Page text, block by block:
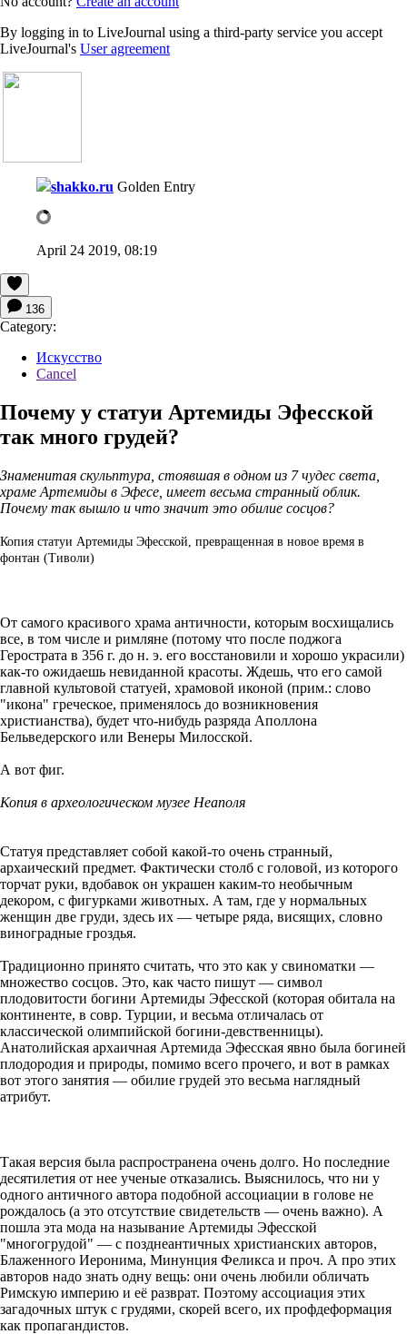
By logging in to LiveJournal using a third-party service you accept
LiveJournal's User agreement
shakko.ru Golden Entry
April 24 2019, 08:19
136
Category:
Искусство
Cancel
Почему у статуи Артемиды Эфесской
так много грудей?
Знаменитая скульптура, стоявшая в одном из 7 чудес света,
храме Артемиды в Эфесе, имеет весьма странный облик.
Почему так вышло и что значит это обилие сосцов?
Копия статуи Артемиды Эфесской, превращенная в новое время в
фонтан (Тиволи)
От самого красивого храма античности, которым восхищались
все, в том числе и римляне (потому что после поджога
Герострата в 356 г. до н. э. его восстановили и хорошо украсили)
как-то ожидаешь невиданной красоты. Ждешь, что его самой
главной культовой статуей, храмовой иконой (прим.: слово
"икона" греческое, применялось до возникновения
христианства), будет что-нибудь разряда Аполлона
Бельведерского или Венеры Милосской.
А вот фиг.
Копия в археологическом музее Неаполя
Статуя представляет собой какой-то очень странный,
архаический предмет. Фактически столб с головой, из которого
торчат руки, вдобавок он украшен каким-то необычным
декором, с фигурками животных. А там, где у нормальных
женщин две груди, здесь их — четыре ряда, висящих, словно
виноградные гроздья.
Традиционно принято считать, что это как у свиноматки —
множество сосцов. Это, как часто пишут — символ
плодовитости богини Артемиды Эфесской (которая обитала на
континенте, в совр. Турции, и весьма отличалась от
классической олимпийской богини-девственницы).
Анатолийская архаичная Артемида Эфесская явно была богиней
плодородия и природы, помимо всего прочего, и вот в рамках
вот этого занятия — обилие грудей это весьма наглядный
атрибут.
Такая версия была распространена очень долго. Но последние
десятилетия от нее ученые отказались. Выяснилось, что ни у
одного античного автора подобной ассоциации в голове не
рождалось (а это отсутствие свидетельств — очень важно). А
пошла эта мода на называние Артемиды Эфесской
"многогрудой" — с позднеантичных христианских авторов,
Блаженного Иеронима, Минунция Феликса и проч. А про этих
авторов надо знать одну вещь: они очень любили обличать
Римскую империю и её разврат. Поэтому ассоциация этих
загадочных штук с грудями, скорей всего, их профдеформация
как пропагандистов.